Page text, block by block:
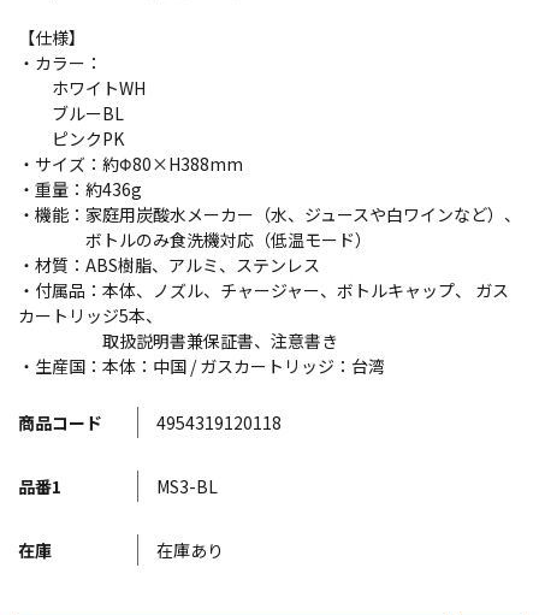
商品コード 4954319120118
品番1 MS3-BL
在庫 在庫あり
【仕様】
・カラー：
ホワイトWH
ブルーBL
ピンクPK
・サイズ：約Φ80×H388mm
・重量：約436g
・機能：家庭用炭酸水メーカー（水、ジュースや白ワインなど）、
ボトルのみ食洗機対応（低温モード）
・材質：ABS樹脂、アルミ、ステンレス
・付属品：本体、ノズル、チャージャー、ボトルキャップ、 ガス
カートリッジ5本、
取扱説明書兼保証書、注意書き
・生産国：本体：中国 / ガスカートリッジ：台湾